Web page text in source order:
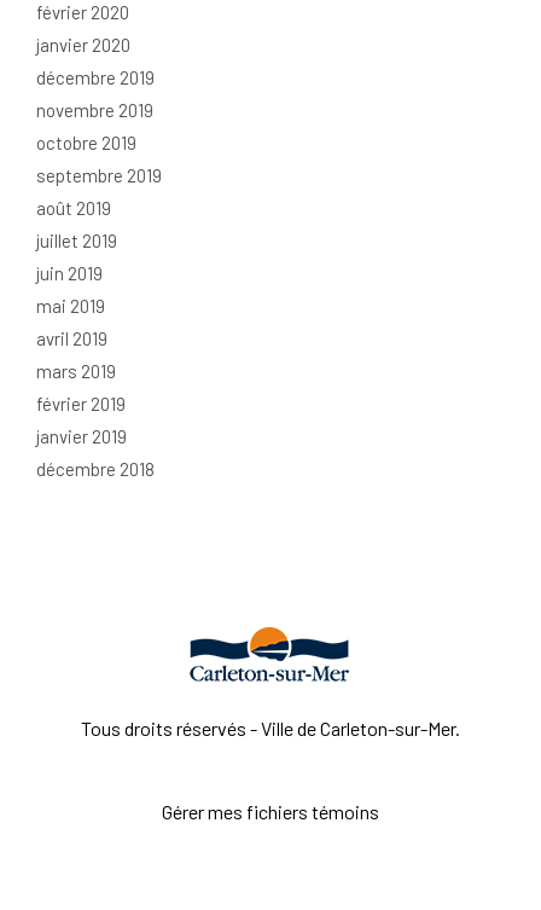
février 2020
janvier 2020
décembre 2019
novembre 2019
octobre 2019
septembre 2019
août 2019
juillet 2019
juin 2019
mai 2019
avril 2019
mars 2019
février 2019
janvier 2019
décembre 2018
Tous droits réservés - Ville de Carleton-sur-Mer.
Gérer mes fichiers témoins